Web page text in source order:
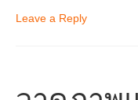
Leave a Reply